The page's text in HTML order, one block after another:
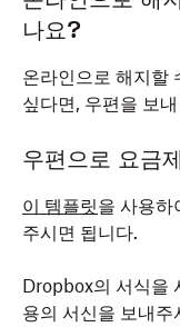
나요?
온라인으로 해지할
싶다면, 우편을 보
우편으로 요금
이 템플릿을 사용하
주시면 됩니다.
Dropbox의 서식을
용의 서신을 보내